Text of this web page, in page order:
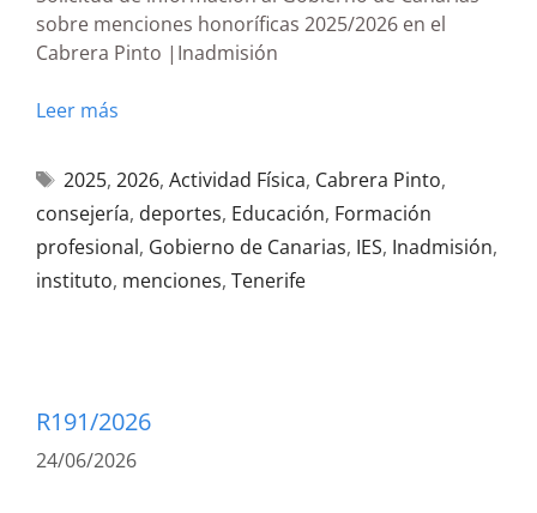
sobre menciones honoríficas 2025/2026 en el
Cabrera Pinto |Inadmisión
Leer más
2025, 2026, Actividad Física, Cabrera Pinto,
consejería, deportes, Educación, Formación
profesional, Gobierno de Canarias, IES, Inadmisión,
instituto, menciones, Tenerife
R191/2026
24/06/2026